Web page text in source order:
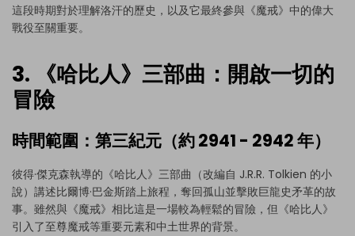
這段時期對於理解洛汗的歷史，以及它最終參與《魔戒》中的偉大
戰役至關重要。
3. 《哈比人》三部曲：開啟一切的
冒險
時間範圍：第三紀元（約 2941 - 2942 年）
彼得·傑克森執導的《哈比人》三部曲（改編自 J.R.R. Tolkien 的小
說）講述比爾博·巴金斯踏上旅程，奪回孤山並擊敗巨龍史矛革的故
事。雖然與《魔戒》相比這是一場較為輕鬆的冒險，但《哈比人》
引入了至尊魔戒等重要元素和中土世界的背景。